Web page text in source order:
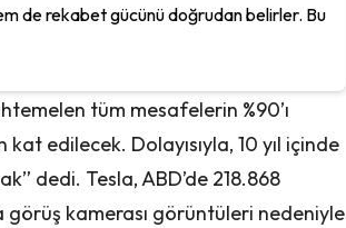
de rekabet gücünü doğrudan belirler. Bu
tüm mesafelerin %90’ı
edilecek. Dolayısıyla, 10 yıl içinde
dedi. Tesla, ABD’de 218.868
görüş kamerası görüntüleri nedeniyle